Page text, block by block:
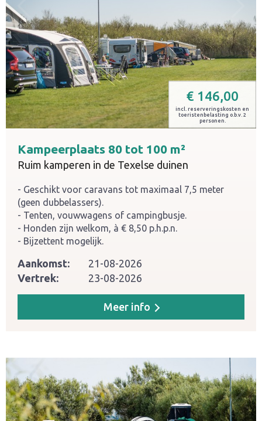
€ 146,00
incl. reserveringskosten en
toeristenbelasting o.b.v. 2
personen.
Kampeerplaats 80 tot 100 m²
Ruim kamperen in de Texelse duinen
Geschikt voor caravans tot maximaal 7,5 meter
(geen dubbelassers).
Tenten, vouwwagens of campingbusje.
Honden zijn welkom, à € 8,50 p.h.p.n.
Bijzettent mogelijk.
Aankomst:
21-08-2026
Vertrek:
23-08-2026
Meer info